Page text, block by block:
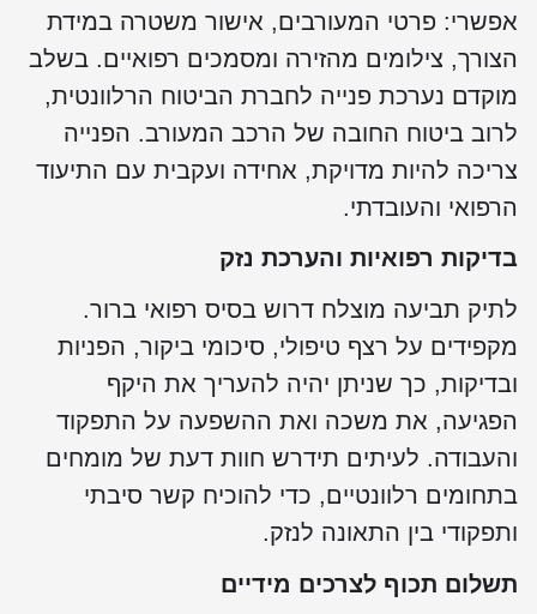
פרטי המעורבים, אישור משטרה במידת
צילומים מהזירה ומסמכים רפואיים. בשלב
נערכת פנייה לחברת הביטוח הרלוונטית,
ביטוח החובה של הרכב המעורב. הפנייה
להיות מדויקת, אחידה ועקבית עם התיעוד
והעובדתי.
רפואיות והערכת נזק
תביעה מוצלח דרוש בסיס רפואי ברור.
על רצף טיפולי, סיכומי ביקור, הפניות
כך שניתן יהיה להעריך את היקף
את משכה ואת ההשפעה על התפקוד
לעיתים תידרש חוות דעת של מומחים
רלוונטיים, כדי להוכיח קשר סיבתי
בין התאונה לנזק.
תכוף לצרכים מידיים